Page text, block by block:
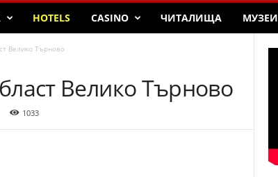
HOTELS CASINO ЧИТАЛИЩА МУЗЕИ
Велико Търново
Велико Търново
1033